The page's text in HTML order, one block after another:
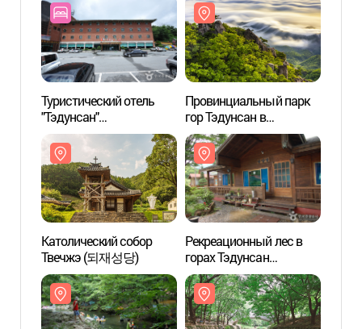
Туристический отель
"Тэдунсан"
(대둔산관광호텔)
Провинциальный парк
гор Тэдунсан в
провинции Чолла-пукто
(대둔산도립공원(전북))
Католический собор
Твечжэ (되재성당)
Рекреационный лес в
горах Тэдунсан
(대둔산자연휴양림)